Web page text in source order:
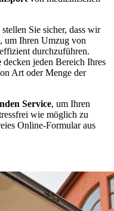
Sie sicher, dass wir
um Ihren Umzug von
durchzuführen.
decken jeden Bereich Ihres
Art oder Menge der
Service, um Ihren
wie möglich zu
Online-Formular aus